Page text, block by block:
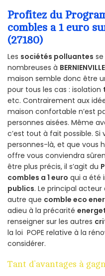
Profitez du
combles a 1 euro
(27180)
Les sociétés polluantes
nombreuses à
maison semble donc être
pour tous les cas : isolation
etc. Contrairement aux
maison confortable n’est
personnes aisées. Même
c’est tout à fait possible.
personnes-là, et que vous
offre vous conviendra
être plus précis, il s’agit du
combles a 1 euro qui a été
publics. Le principal
autre que comble eco
adieu à la précarité
renseigner sur les autres
la loi POPE relative à la
considérer.
Tant d’avantages à